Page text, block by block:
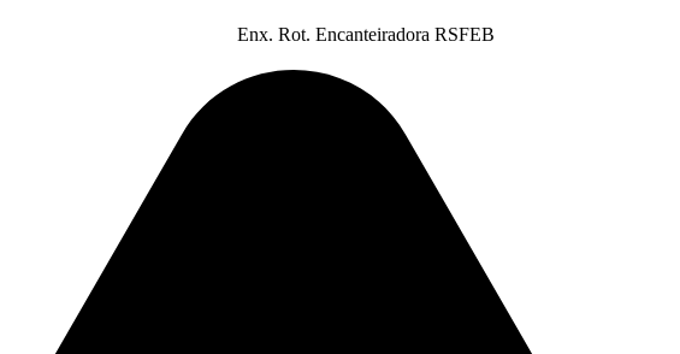
Enx. Rot. Encanteiradora RSFEB